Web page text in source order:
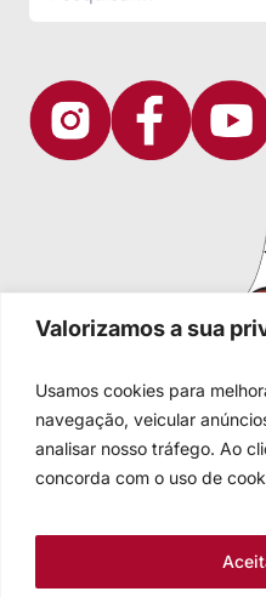
Valorizamos a sua
Usamos cookies para
navegação, veicular
analisar nosso tráfego. Ao
concorda com o uso de
Igreja Evangélica de
Sede nacional: Rua Senhor